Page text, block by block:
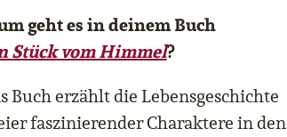
geht es in deinem Buch
Stück vom Himmel?
Buch erzählt die Lebensgeschichte
faszinierender Charaktere in den